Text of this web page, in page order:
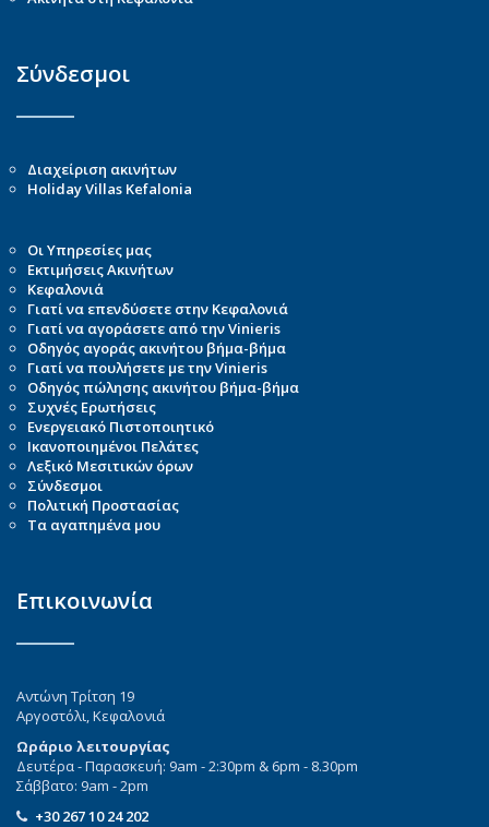
Σύνδεσμοι
Διαχείριση ακινήτων
Holiday Villas Kefalonia
Οι Υπηρεσίες μας
Εκτιμήσεις Ακινήτων
Κεφαλονιά
Γιατί να επενδύσετε στην Κεφαλονιά
Γιατί να αγοράσετε από την Vinieris
Οδηγός αγοράς ακινήτου βήμα-βήμα
Γιατί να πουλήσετε με την Vinieris
Οδηγός πώλησης ακινήτου βήμα-βήμα
Συχνές Ερωτήσεις
Ενεργειακό Πιστοποιητικό
Ικανοποιημένοι Πελάτες
Λεξικό Μεσιτικών όρων
Σύνδεσμοι
Πολιτική Προστασίας
Τα αγαπημένα μου
Επικοινωνία
Αντώνη Τρίτση 19
Αργοστόλι, Κεφαλονιά
Ωράριο λειτουργίας
Δευτέρα - Παρασκευή: 9am - 2:30pm & 6pm - 8.30pm
Σάββατο: 9am - 2pm
+30 267 10 24 202